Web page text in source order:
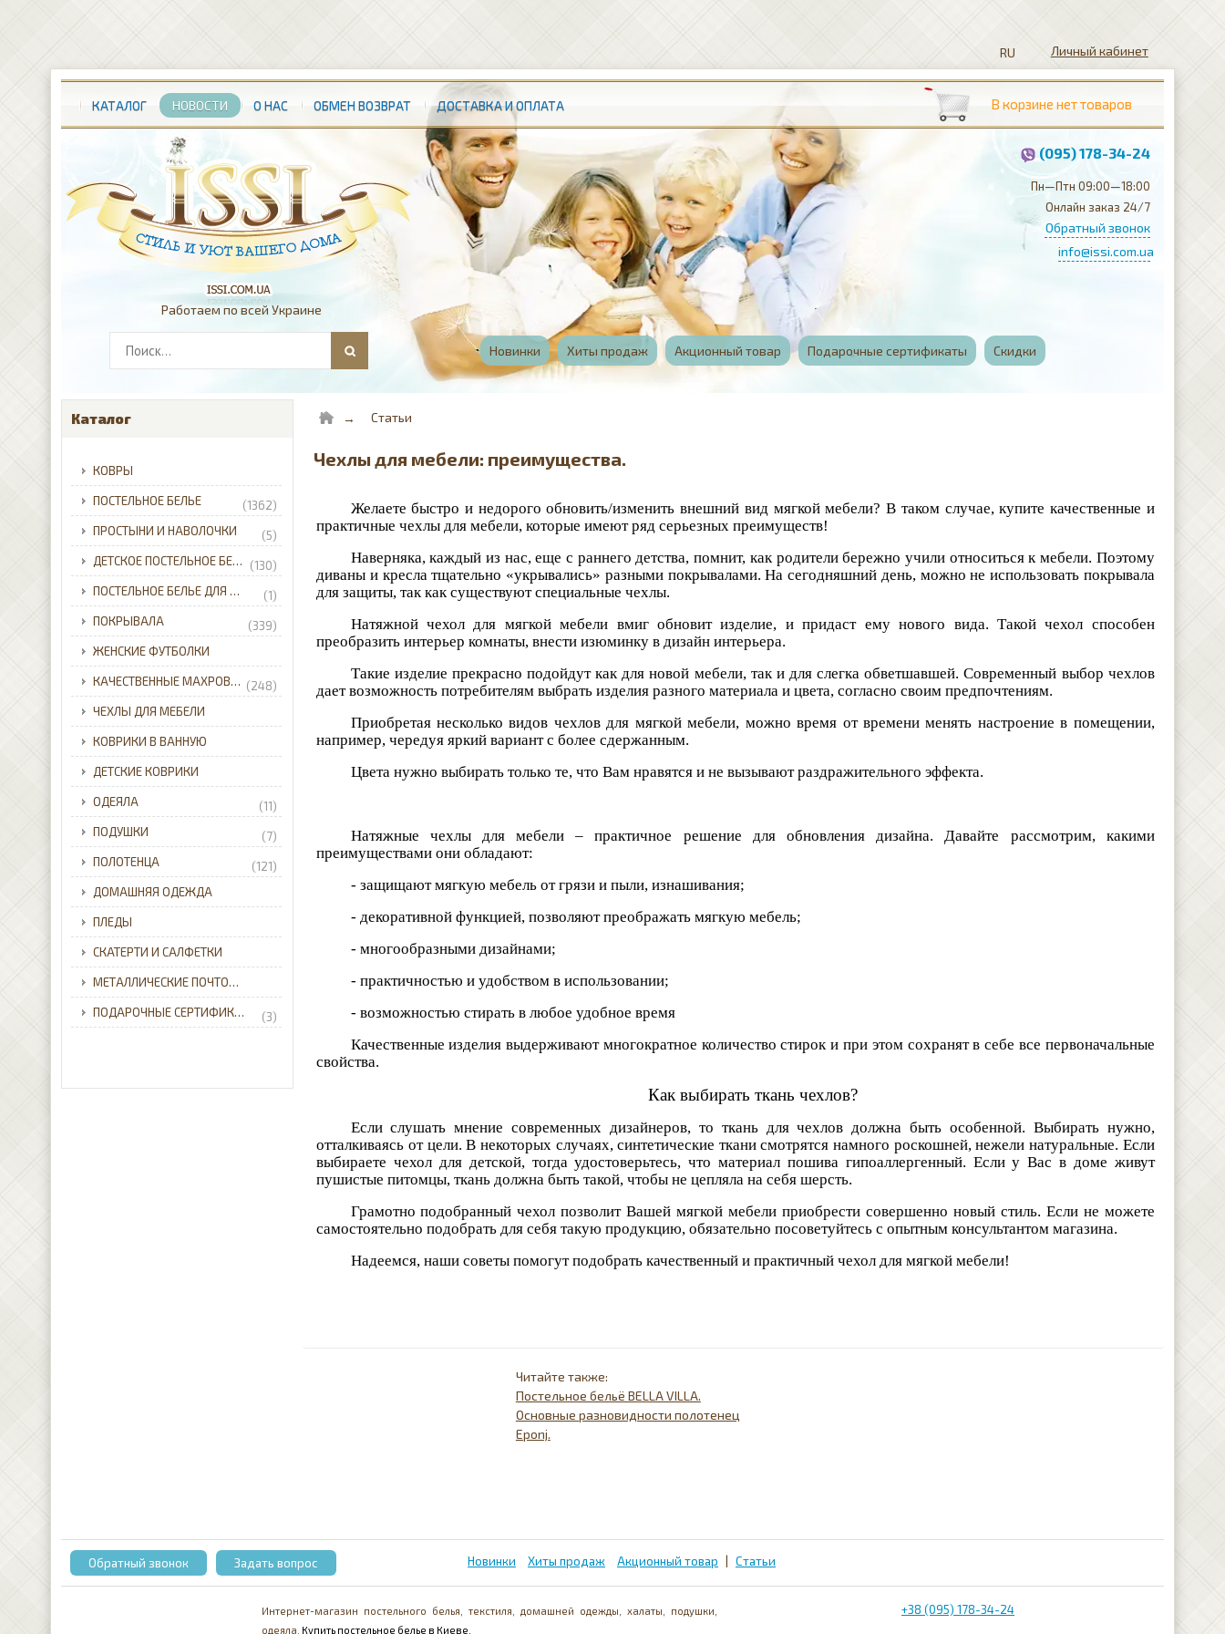
КАТАЛОГ НОВОСТИ О НАС ОБМЕН ВОЗВРАТ ДОСТАВКА И ОПЛАТА
Новинки Хиты продаж Акционный товар Подарочные сертификаты Скидки
Личный кабинет
Работаем по всей Украине
(095) 178-34-24
Пн—Птн 09:00—18:00
Онлайн заказ 24/7
Обратный звонок
info@issi.com.ua
Каталог
КОВРЫ
ПОСТЕЛЬНОЕ БЕЛЬЕ
(1362)
ПРОСТЫНИ И НАВОЛОЧКИ
(5)
ДЕТСКОЕ ПОСТЕЛЬНОЕ БЕЛЬЕ
(130)
ПОСТЕЛЬНОЕ БЕЛЬЕ ДЛЯ МЛАДЕНЦЕВ
(1)
ПОКРЫВАЛА
(339)
ЖЕНСКИЕ ФУТБОЛКИ
КАЧЕСТВЕННЫЕ МАХРОВЫЕ ХАЛАТЫ ДЛЯ ВСЕЙ СЕМЬИ С ДОСТАВКОЙ ПО УКРАИНЕ. (248)
ЧЕХЛЫ ДЛЯ МЕБЕЛИ
КОВРИКИ В ВАННУЮ
ДЕТСКИЕ КОВРИКИ
ОДЕЯЛА
(11)
ПОДУШКИ
(7)
ПОЛОТЕНЦА
(121)
ДОМАШНЯЯ ОДЕЖДА
ПЛЕДЫ
СКАТЕРТИ И САЛФЕТКИ
МЕТАЛЛИЧЕСКИЕ ПОЧТОВЫЕ ЯЩИКИ ДЛЯ ЧАСТНОГО ДОМА С ДОСТАВКОЙ ПО УКРАИНЕ.
ПОДАРОЧНЫЕ СЕРТИФИКАТЫ (3)
Статьи
Чехлы для мебели: преимущества.
Желаете быстро и недорого обновить/изменить внешний вид мягкой мебели? В таком случае, купите качественные и
практичные чехлы для мебели, которые имеют ряд серьезных преимуществ!
Наверняка, каждый из нас, еще с раннего детства, помнит, как родители бережно учили относиться к мебели. Поэтому
диваны и кресла тщательно «укрывались» разными покрывалами. На сегодняшний день, можно не использовать покрывала
для защиты, так как существуют специальные чехлы.
Натяжной чехол для мягкой мебели вмиг обновит изделие, и придаст ему нового вида. Такой чехол способен
преобразить интерьер комнаты, внести изюминку в дизайн интерьера.
Такие изделие прекрасно подойдут как для новой мебели, так и для слегка обветшавшей. Современный выбор чехлов
дает возможность потребителям выбрать изделия разного материала и цвета, согласно своим предпочтениям.
Приобретая несколько видов чехлов для мягкой мебели, можно время от времени менять настроение в помещении,
например, чередуя яркий вариант с более сдержанным.
Цвета нужно выбирать только те, что Вам нравятся и не вызывают раздражительного эффекта.
Натяжные чехлы для мебели – практичное решение для обновления дизайна. Давайте рассмотрим, какими
преимуществами они обладают:
- защищают мягкую мебель от грязи и пыли, изнашивания;
- декоративной функцией, позволяют преображать мягкую мебель;
- многообразными дизайнами;
- практичностью и удобством в использовании;
- возможностью стирать в любое удобное время
Качественные изделия выдерживают многократное количество стирок и при этом сохранят в себе все первоначальные
свойства.
Как выбирать ткань чехлов?
Если слушать мнение современных дизайнеров, то ткань для чехлов должна быть особенной. Выбирать нужно,
отталкиваясь от цели. В некоторых случаях, синтетические ткани смотрятся намного роскошней, нежели натуральные. Если
выбираете чехол для детской, тогда удостоверьтесь, что материал пошива гипоаллергенный. Если у Вас в доме живут
пушистые питомцы, ткань должна быть такой, чтобы не цепляла на себя шерсть.
Грамотно подобранный чехол позволит Вашей мягкой мебели приобрести совершенно новый стиль. Если не можете
самостоятельно подобрать для себя такую продукцию, обязательно посоветуйтесь с опытным консультантом магазина.
Надеемся, наши советы помогут подобрать качественный и практичный чехол для мягкой мебели!
Постельное бельё BELLA VILLA.
Основные разновидности полотенец
Eponj.
Новинки Хиты продаж Акционный товар Статьи
+38 (095) 178-34-24
Обратный звонок Задать вопрос
Интернет-магазин постельного белья, текстиля, домашней одежды, халаты, подушки,
одеяла. Купить постельное белье в Киеве.